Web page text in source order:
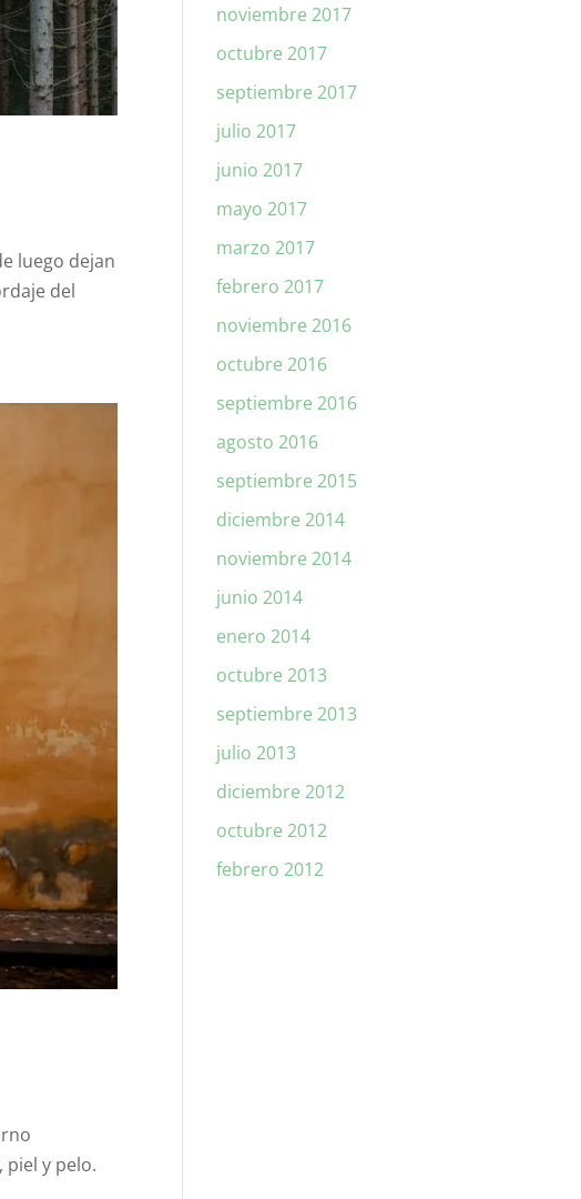
luego dejan
del
y pelo.
noviembre 2017
octubre 2017
septiembre 2017
julio 2017
junio 2017
mayo 2017
marzo 2017
febrero 2017
noviembre 2016
octubre 2016
septiembre 2016
agosto 2016
septiembre 2015
diciembre 2014
noviembre 2014
junio 2014
enero 2014
octubre 2013
septiembre 2013
julio 2013
diciembre 2012
octubre 2012
febrero 2012